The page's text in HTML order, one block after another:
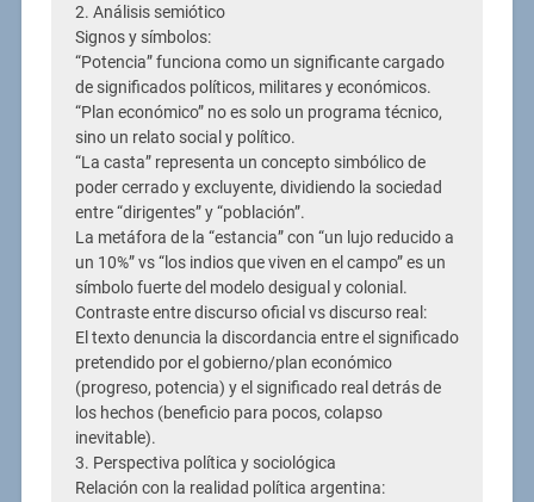
2. Análisis semiótico
Signos y símbolos:
“Potencia” funciona como un significante cargado
de significados políticos, militares y económicos.
“Plan económico” no es solo un programa técnico,
sino un relato social y político.
“La casta” representa un concepto simbólico de
poder cerrado y excluyente, dividiendo la sociedad
entre “dirigentes” y “población”.
La metáfora de la “estancia” con “un lujo reducido a
un 10%” vs “los indios que viven en el campo” es un
símbolo fuerte del modelo desigual y colonial.
Contraste entre discurso oficial vs discurso real:
El texto denuncia la discordancia entre el significado
pretendido por el gobierno/plan económico
(progreso, potencia) y el significado real detrás de
los hechos (beneficio para pocos, colapso
inevitable).
3. Perspectiva política y sociológica
Relación con la realidad política argentina: